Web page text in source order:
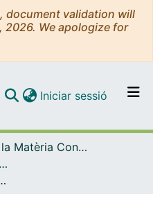
document validation will
We apologize for
per tot el DD
publicar
Iniciar sessió (current)
Física de la Matèria Condensada
Articles publicats en revistes (Física de la Matèria Condensada)
in Hydrophobic Nanoconfinement